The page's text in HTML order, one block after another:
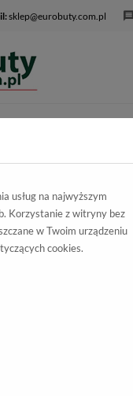
sklep@eurobuty.com.pl
usług na najwyższym
Korzystanie z witryny bez
w Twoim urządzeniu
cookies.